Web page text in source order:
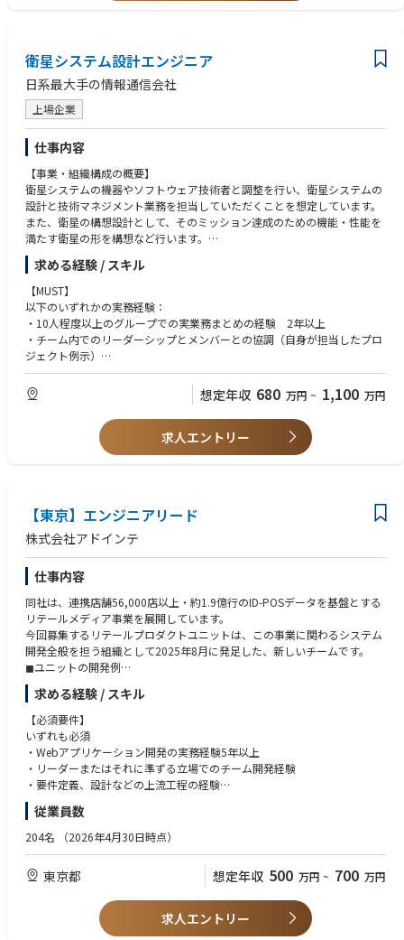
衛星システム設計エンジニア
日系最大手の情報通信会社
上場企業
仕事内容
【事業・組織構成の概要】
衛星システムの機器やソフトウェア技術者と調整を行い、衛星システムの
設計と技術マネジメント業務を担当していただくことを想定しています。
また、衛星の構想設計として、そのミッション達成のための機能・性能を
満たす衛星の形を構想など行います。
【職務内容】
衛星システムの設計・開発において、技術担当者と調整を行い、衛星シス
テム設計をチームの一員として行い、設計文書を作成する役割がメインと
なります。いずれは設計を取りまとめる役割にも就いていただけます。
具体的には以下のような業務があります。
・衛星システム設計・開発に必要な文書の作成
業
・文書作成や進捗の技術マネジメント業務
・衛星システム試験の評価業務
・衛星軌道上運用の技術サポート
求める経験 / スキル
【MUST】
以下のいずれかの実務経験：
・10人程度以上のグループでの実業務まとめの経験 2年以上
・チーム内でのリーダーシップとメンバーとの協調（自身が担当したプロ
ジェクト例示）
【WANT】
・理系大卒相当の基礎的な理系知識
・衛星運用業務の実務経験（あるに越したことはないですが、ない場合で
も入社後社内勉強会などを計画します。）
・ハードウェアやソフトウェアの開発経験または取り纏め・開発管理の実
・分析力・ロジカルシンキング
想定年収 680 万円 ~ 1,100 万円
求人エントリー
【東京】エンジニアリード
株式会社アドインテ
仕事内容
同社は、連携店舗56,000店以上・約1.9億行のID-POSデータを基盤とする
リテールメディア事業を展開しています。
今回募集するリテールプロダクトユニットは、この事業に関わるシステム
開発全般を担う組織として2025年8月に発足した、新しいチームです。
◼︎ユニットの開発例
・全国27,000面の店頭サイネージへコンテンツを配信するCMS
・小売企業のPOSデータ分析・レポート作成を自動化するAIエージェント
・ID-POSデータからのセグメント抽出を自動化するID抽出システム
担当領域を上記に限定するものではありません。事業の拡大に伴い新規プ
ロジェクトが継続的に立ち上がっており、既存プロダクトの改善から新規
開発まで、フェーズやテーマを問わず柔軟に携わっていただきます。
◼︎お任せしたい役割
・要件定義、設計などの上流工程から実装まで、開発プロジェクトの技術
面のリード
・プロジェクトマネジメントおよびメンバーの育成・技術支援
・AIを活用した開発体制の推進・整備
発足間もない少数精鋭のチームのため、開発プロセスや技術選定はこれか
ら形づくっていく段階です。
求める経験 / スキル
【必須要件】
いずれも必須
・Webアプリケーション開発の実務経験5年以上
・リーダーまたはそれに準ずる立場でのチーム開発経験
・要件定義、設計などの上流工程の経験
・Pythonを用いた開発経験
・AIコーディングツール（Claude Code、Codex等）を活用した開発の実
務経験
【歓迎要件】
・AIエージェントの開発経験
・AIコーディングツールのチーム導入、活用基盤の整備経験
・FastAPIを用いたAPI開発経験
・Microsoft Azure、Databricksを用いた開発経験
従業員数
204名 （2026年4月30日時点）
東京都 想定年収 500 万円 ~ 700 万円
求人エントリー